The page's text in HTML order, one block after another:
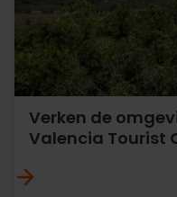
Verken de
Valencia Tourist